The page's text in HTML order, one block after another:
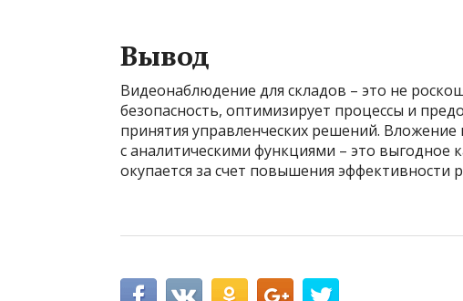
Вывод
Видеонаблюдение для складов – это не
безопасность, оптимизирует процессы и
принятия управленческих решений.
с аналитическими функциями – это выгодное
окупается за счет повышения